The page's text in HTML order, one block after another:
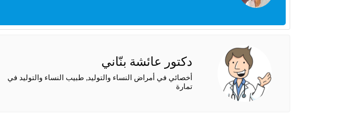
دكتور عائشة بنّاني
أخصائي في أمراض النساء والتوليد, طبيب النساء والتوليد في
تمارة